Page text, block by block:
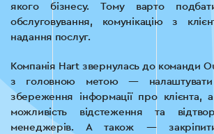
якого бізнесу. Тому варто
обслуговування, комунікацію з
надання послуг.
Компанія Hart звернулась до команди
з головною метою —
збереження інформації про клієнта,
можливість відстеження та
менеджерів. А також —